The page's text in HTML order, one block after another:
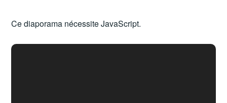
Ce diaporama nécessite JavaScript.